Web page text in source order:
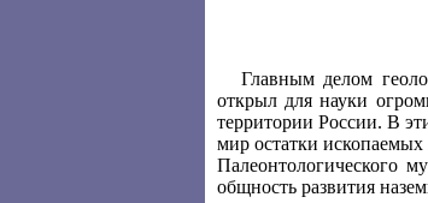
Главным делом
открыл для науки
территории России. В
мир остатки
Палеонтологического
общность развития